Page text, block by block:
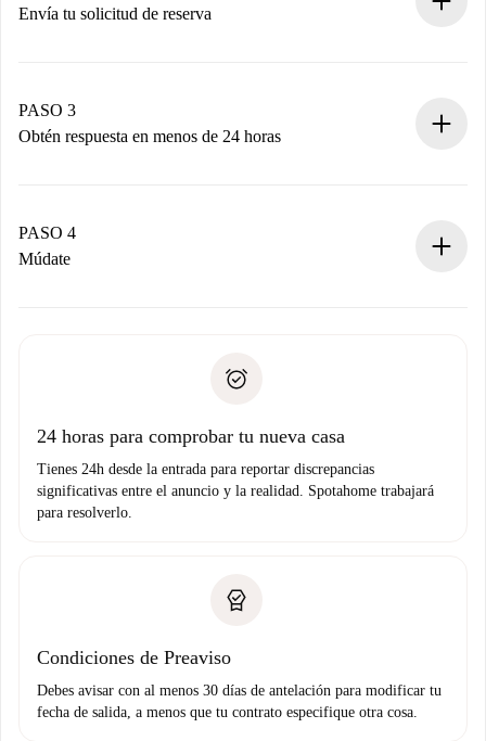
Envía tu solicitud de reserva
propietario acepte.
PASO 3
Obtén respuesta en menos de 24 horas
contacto con el propietario.
Si es rechazada: No te haremos ningún cargo y te
Prueba de solvencia
PASO 4
Múdate
no nos comunicas ningún problema.
24 horas para comprobar tu nueva casa
Tienes 24h desde la entrada para reportar discrepancias
significativas entre el anuncio y la realidad. Spotahome trabajará
para resolverlo.
Condiciones de Preaviso
Debes avisar con al menos 30 días de antelación para modificar tu
fecha de salida, a menos que tu contrato especifique otra cosa.